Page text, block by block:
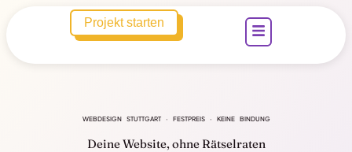
Projekt starten Menü
WEBDESIGN STUTTGART · FESTPREIS · KEINE BINDUNG
Deine Website, ohne Rätselraten